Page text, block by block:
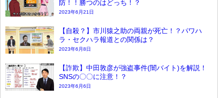
防！！勝つのはどっち！？
2023年6月21日
【自殺？】市川猿之助の両親が死亡！？パワハ
ラ・セクハラ報道との関係は？
2023年6月8日
【詐欺】中田敦彦が強盗事件(闇バイト)を解説！
SNSの〇〇に注意！？
2023年6月6日